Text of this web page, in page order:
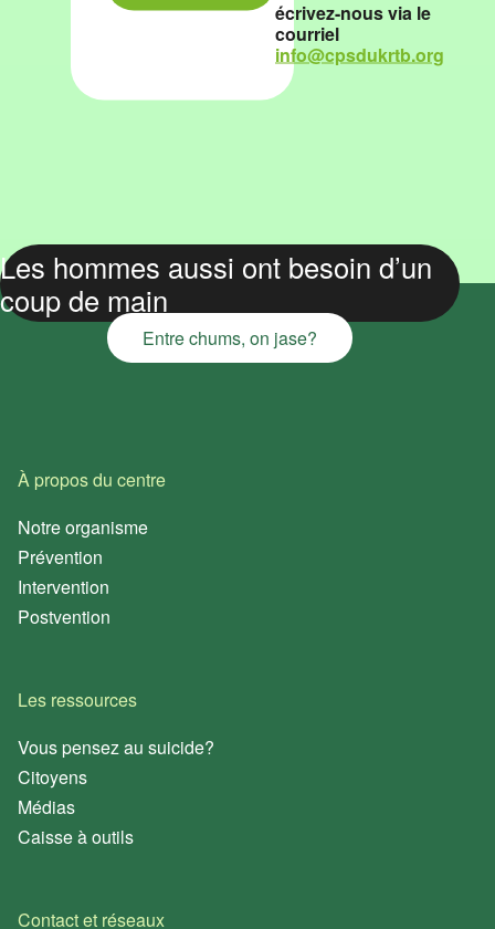
écrivez-nous via le
courriel
info@cpsdukrtb.org
Les hommes aussi ont besoin d’un
coup de main
Entre chums, on jase?
À propos du centre
Notre organisme
Prévention
Intervention
Postvention
Les ressources
Vous pensez au suicide?
Citoyens
Médias
Caisse à outils
Contact et réseaux